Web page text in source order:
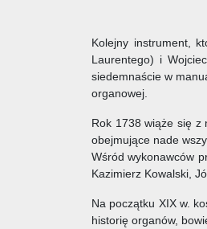
Kolejny instrument,
Laurentego) i
siedemnaście w
organowej.
Rok 1738 wiąże się z
obejmujące nade
Wśród wykonawców
Kazimierz Kowalski,
Na początku XIX w.
historię organów,